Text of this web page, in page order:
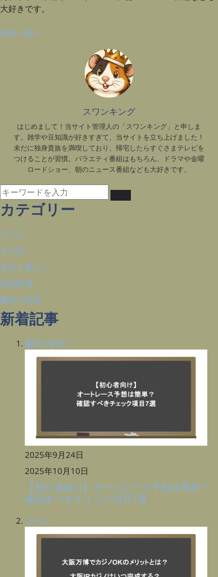
大好きです。
投稿一覧へ
スワンキング
はじめまして！当サイト管理人の「スワンキング」と申しま
す。雑学や豆知識が好きすぎて、当サイトを立ち上げました！
未だに独身貴族を満喫しており、帰宅したらすぐさまテレビを
つけることが習慣。バラエティ番組はもちろん、ドラマや金曜
ロードショー、朝のニュース番組なども大好きです。
カテゴリー
コラム
その他
生活と暮らし
芸能関連
趣味や娯楽
新着記事
趣味や娯楽
2025年9月24日
2025年10月10日
【初心者向け】オートレース予想は簡単？
確認すべきチェック項目7選
コラム